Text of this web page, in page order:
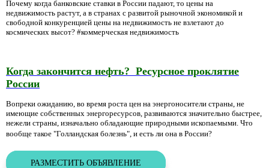
Почему когда банковские ставки в России падают, то цены на
недвижимость растут, а в странах с развитой рыночной экономикой и
свободной конкуренцией цены на недвижимость не взлетают до
космических высот? #коммерческая недвижимость
Когда закончится нефть? Ресурсное проклятие
России
Вопреки ожиданию, во время роста цен на энергоносители страны, не
имеющие собственных энергоресурсов, развиваются значительно быстрее,
нежели страны, изначально обладающие природными ископаемыми. Что
вообще такое "Голландская болезнь", и есть ли она в России?
РАЗМЕСТИТЬ ОБЪЯВЛЕНИЕ